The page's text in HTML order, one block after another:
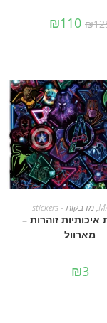
₪
₪110
הוספה לסל
,מדבקות - stickers
זוהרות –
מארוול
₪3